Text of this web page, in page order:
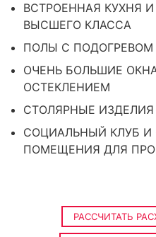
ВСТРОЕННАЯ КУХНЯ
ВЫСШЕГО КЛАССА
ПОЛЫ С
ОЧЕНЬ БОЛЬШИЕ
ОСТЕКЛЕНИЕМ
СТОЛЯРНЫЕ ИЗДЕЛИЯ
СОЦИАЛЬНЫЙ КЛУБ
ПОМЕЩЕНИЯ ДЛЯ
РАССЧИТАТЬ